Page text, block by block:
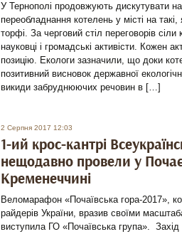
У Тернополі продовжують дискутувати
переобладнання котелень у місті на
торфі. За черговий стіл переговорів
науковці і громадські активісти. Кожен
позицію. Екологи зазначили, що доки
позитивний висновок державної
викиди забруднюючих речовин в […]
2 Серпня 2017 12:03
1-ий крос-кантрі
нещодавно провели у
Кременеччині
Веломарафон «Почаївська гора-2017»,
райдерів України, вразив своїми
виступила ГО «Почаївська група». Захід